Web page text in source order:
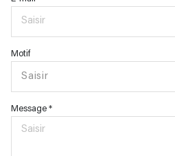
Motif
Saisir
Message *